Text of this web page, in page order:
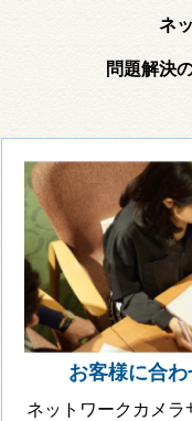
ネ
問題解決
お客様に合
ネットワークカメ